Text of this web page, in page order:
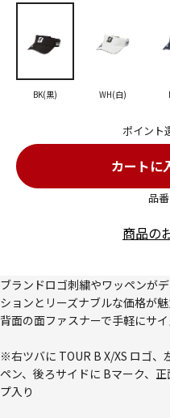
品番
ポイント
BK(黒) WH(白)
商品の
ブランドロゴ刺繍やワッペンが
ションとリーズナブルな価格が
背面の面ファスナーで手軽にサイ
※右ツバに TOUR B X/XS ロゴ、
ペン、後ろサイドに Bマーク、
プ入り